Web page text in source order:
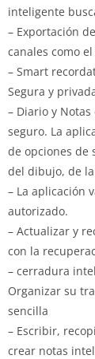
inteligente
– Exportación
canales como
– Smart
Segura y
– Diario y
seguro. La
de opciones de
del dibujo, de
– La aplicación
autorizado.
– Actualizar y
con la
– cerradura
Organizar su
sencilla
– Escribir,
crear notas